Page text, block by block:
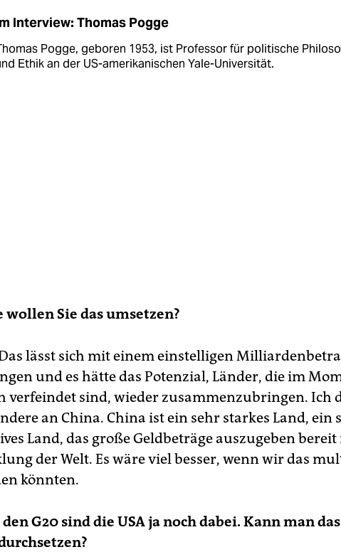
Interview: Thomas Pogge
Pogge, geboren 1953, ist Professor für politische
Ethik an der US-amerikanischen Yale-Universität.
wollen Sie das umsetzen?
lässt sich mit einem einstelligen
und es hätte das Potenzial, Länder, die im
verfeindet sind, wieder zusammenzubringen. Ich
an China. China ist ein sehr starkes Land, ein
Land, das große Geldbeträge auszugeben
der Welt. Es wäre viel besser, wenn wir das
könnten.
G20 sind die USA ja noch dabei. Kann man